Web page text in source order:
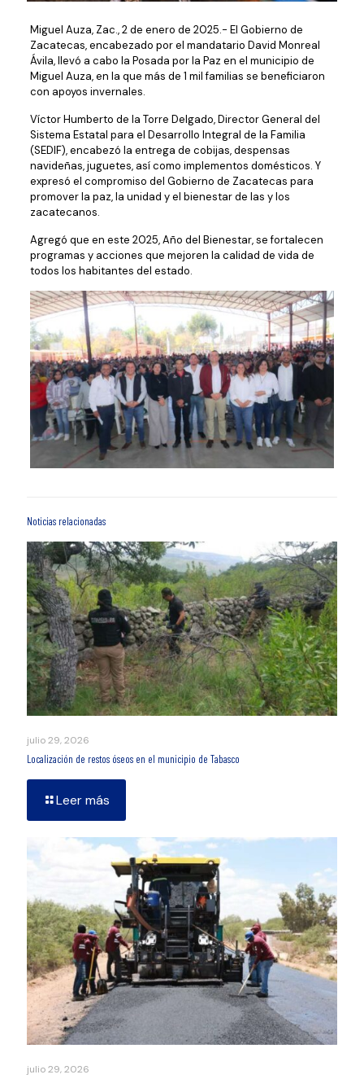
Miguel Auza, Zac., 2 de enero de 2025.- El Gobierno de
Zacatecas, encabezado por el mandatario David Monreal
Ávila, llevó a cabo la Posada por la Paz en el municipio de
Miguel Auza, en la que más de 1 mil familias se beneficiaron
con apoyos invernales.
Víctor Humberto de la Torre Delgado, Director General del
Sistema Estatal para el Desarrollo Integral de la Familia
(SEDIF), encabezó la entrega de cobijas, despensas
navideñas, juguetes, así como implementos domésticos. Y
expresó el compromiso del Gobierno de Zacatecas para
promover la paz, la unidad y el bienestar de las y los
zacatecanos.
Agregó que en este 2025, Año del Bienestar, se fortalecen
programas y acciones que mejoren la calidad de vida de
todos los habitantes del estado.
Noticias relacionadas
julio 29, 2026
Localización de restos óseos en el municipio de Tabasco
Leer más
julio 29, 2026